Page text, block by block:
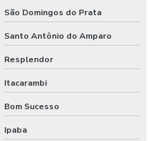
São Domingos do Prata
Santo Antônio do Amparo
Resplendor
Itacarambi
Bom Sucesso
Ipaba